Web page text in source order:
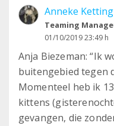
Anneke Ketting
Teaming
01/10/2019 23:49 h
Anja Biezeman: “Ik
buitengebied tegen
Momenteel heb ik
kittens
gevangen, die